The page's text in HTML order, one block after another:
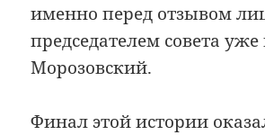
именно перед отзывом
председателем совета
Морозовский.
Финал этой истории